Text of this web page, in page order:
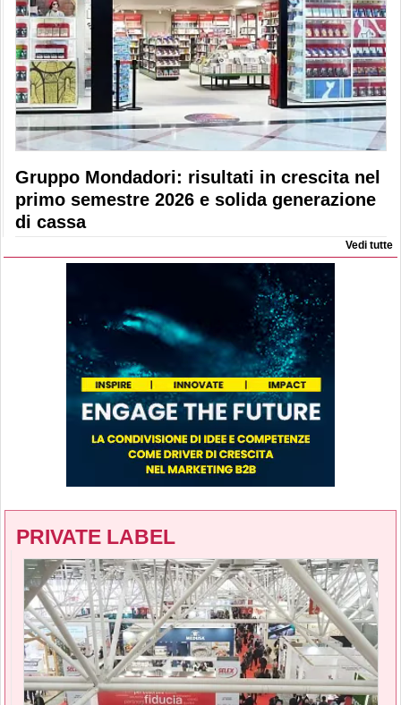
Gruppo Mondadori: risultati in crescita nel
primo semestre 2026 e solida generazione
di cassa
Vedi tutte
PRIVATE LABEL